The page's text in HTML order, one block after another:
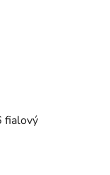
fialový